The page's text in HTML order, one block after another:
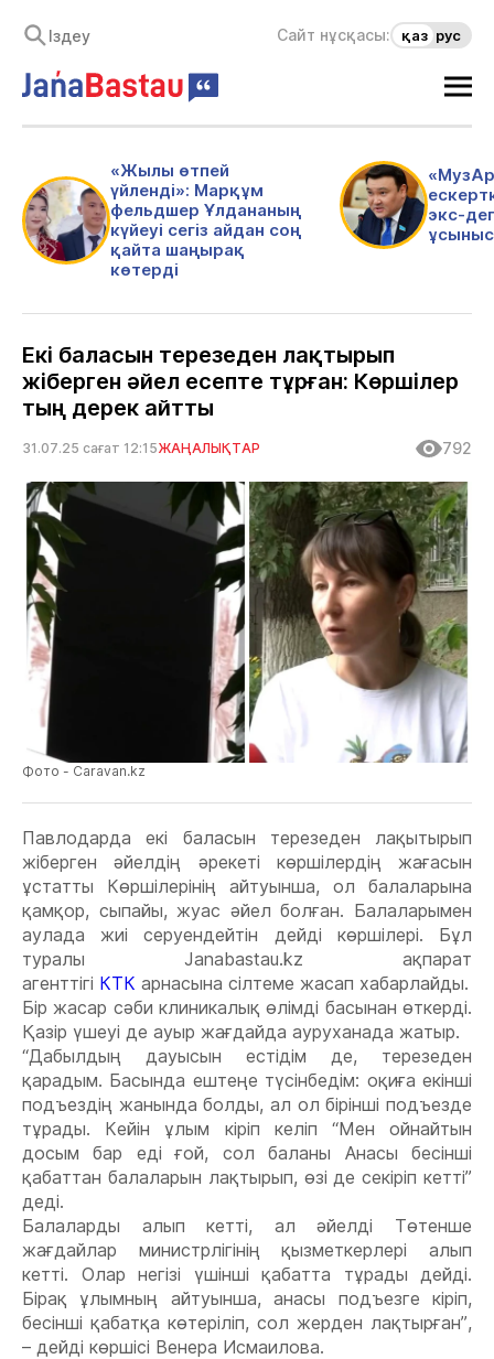
Сайт нұсқасы: қаз рус
«Жылы өтпей
үйленді»: Марқұм
фельдшер Ұлдананың
күйеуі сегіз айдан соң
қайта шаңырақ
көтерді
экс-
Екі баласын терезеден лақтырып
жіберген әйел есепте тұрған: Көршілер
тың дерек айтты
31.07.25 сағат 12:15ЖАҢАЛЫҚТАР 792
Фото - Caravan.kz
Павлодарда екі баласын терезеден лақытырып
жіберген әйелдің әрекеті көршілердің жағасын
ұстатты Көршілерінің айтуынша, ол балаларына
қамқор, сыпайы, жуас әйел болған. Балаларымен
аулада жиі серуендейтін дейді көршілері. Бұл
туралы Janabastau.kz ақпарат
агенттігі КТК арнасына сілтеме жасап хабарлайды.
Бір жасар сәби клиникалық өлімді басынан өткерді.
Қазір үшеуі де ауыр жағдайда ауруханада жатыр.
“Дабылдың дауысын естідім де, терезеден
қарадым. Басында ештеңе түсінбедім: оқиға екінші
подъездің жанында болды, ал ол бірінші подъезде
тұрады. Кейін ұлым кіріп келіп “Мен ойнайтын
досым бар еді ғой, сол баланы Анасы бесінші
қабаттан балаларын лақтырып, өзі де секіріп кетті”
деді.
Балаларды алып кетті, ал әйелді Төтенше
жағдайлар министрлігінің қызметкерлері алып
кетті. Олар негізі үшінші қабатта тұрады дейді.
Бірақ ұлымның айтуынша, анасы подъезге кіріп,
бесінші қабатқа көтеріліп, сол жерден лақтырған”,
– дейді көршісі Венера Исмаилова.